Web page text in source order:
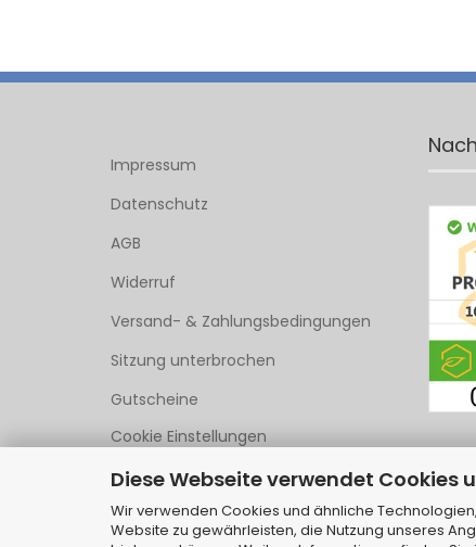
Diese Webseite verwendet Cookies
Wir verwenden Cookies und ähnliche
Website zu gewährleisten, die Nutzung unseres
Impressum
Datenschutz
AGB
Widerruf
Versand- & Zahlungsbedingungen
Sitzung unterbrochen
Gutscheine
Cookie Einstellungen